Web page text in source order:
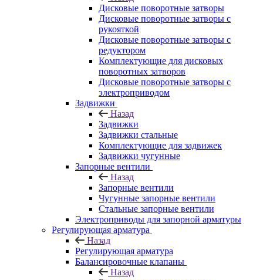
Дисковые поворотные затворы
Дисковые поворотные затворы с
рукояткой
Дисковые поворотные затворы с
редуктором
Комплектующие для дисковых
поворотных затворов
Дисковые поворотные затворы с
электроприводом
Задвижки
Назад
Задвижки
Задвижки стальные
Комплектующие для задвижек
Задвижки чугунные
Запорные вентили
Назад
Запорные вентили
Чугунные запорные вентили
Стальные запорные вентили
Электроприводы для запорной арматуры
Регулирующая арматура
Назад
Регулирующая арматура
Балансировочные клапаны
Назад